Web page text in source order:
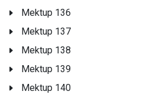
Mektup 136
Mektup 137
Mektup 138
Mektup 139
Mektup 140